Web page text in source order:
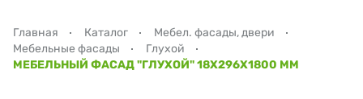
Главная Каталог
Мебел. фасады, двери
Мебельные фасады
Глухой
МЕБЕЛЬНЫЙ ФАСАД "ГЛУХОЙ" 18Х296Х1800 ММ